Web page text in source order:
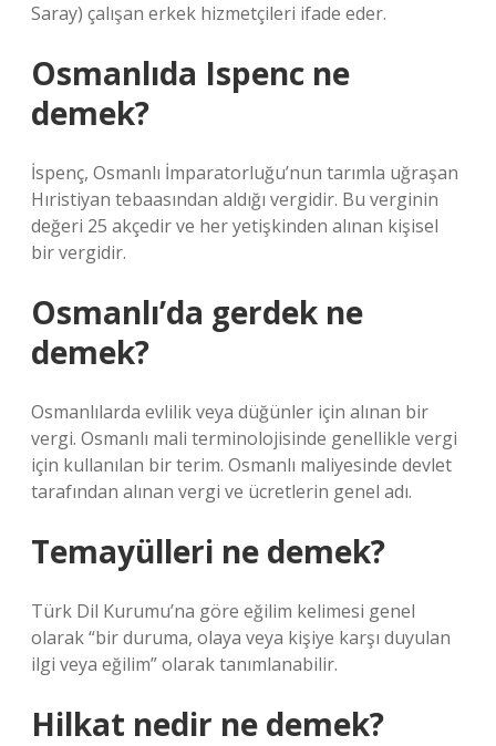
Saray) çalışan erkek hizmetçileri ifade eder.
Osmanlıda Ispenc ne
demek?
İspenç, Osmanlı İmparatorluğu’nun tarımla uğraşan
Hıristiyan tebaasından aldığı vergidir. Bu verginin
değeri 25 akçedir ve her yetişkinden alınan kişisel
bir vergidir.
Osmanlı’da gerdek ne
demek?
Osmanlılarda evlilik veya düğünler için alınan bir
vergi. Osmanlı mali terminolojisinde genellikle vergi
için kullanılan bir terim. Osmanlı maliyesinde devlet
tarafından alınan vergi ve ücretlerin genel adı.
Temayülleri ne demek?
Türk Dil Kurumu’na göre eğilim kelimesi genel
olarak “bir duruma, olaya veya kişiye karşı duyulan
ilgi veya eğilim” olarak tanımlanabilir.
Hilkat nedir ne demek?